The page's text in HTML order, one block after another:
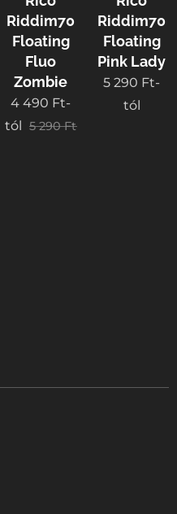
Riddim70
Floating
Fluo
Zombie
4 490 Ft-
tól 5 290Ft
Riddim70
Floating
Pink Lady
5 290 Ft-
tól